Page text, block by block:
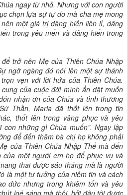
ngay từ nhỏ. Nhưng với con người
chọn lựa sự tự do mà cha mẹ mong
một giá trị dâng hiến liên lỉ, dâng
trong yêu mến và dâng hiến trong
trở nên Mẹ của Thiên Chúa Nhập
ngỡ ngàng đó nói lên một sự thánh
vẹn với lời hứa của Thiên Chúa.
của cuộc đời mình ẩn dật muốn
nhận ơn của Chúa và tình thương
Thần, Maria đã thốt lên trong tin
thốt lên trong vâng phục và yêu
con những gì Chúa muốn”. Ngay lập
để đến thăm bà chị họ không phải
của Thiên Chúa Nhập Thể mà đến
một người em họ để phục vụ và
thai được sáu tháng mà là người
là một tư tưởng của niềm tin và cách
đức nhưng trong khiêm tốn và yêu
loé sáng mà thôi, bởi đâu tôi được